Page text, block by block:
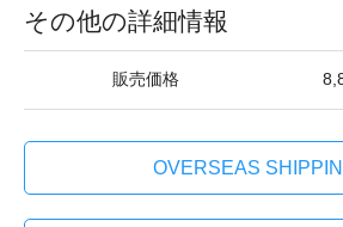
その他の詳細情報
販売価格
OVERSEAS